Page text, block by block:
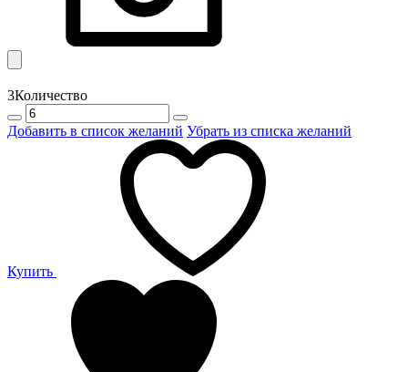
3Количество
Добавить в список желаний Убрать из списка желаний
Купить